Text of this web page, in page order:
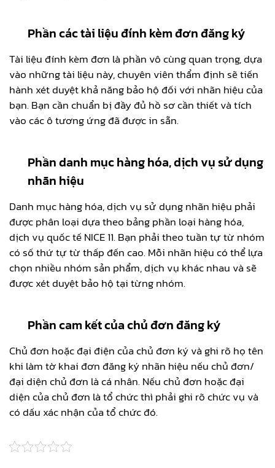
Phần các tài liệu đính kèm đơn đăng ký
Tài liệu đính kèm đơn là phần vô cùng quan trọng, dựa
vào những tài liệu này, chuyên viên thẩm định sẽ tiến
hành xét duyệt khả năng bảo hộ đối với nhãn hiệu của
bạn. Bạn cần chuẩn bị đầy đủ hồ sơ cần thiết và tích
vào các ô tương ứng đã được in sẵn.
Phần danh mục hàng hóa, dịch vụ sử dụng
nhãn hiệu
Danh mục hàng hóa, dịch vụ sử dụng nhãn hiệu phải
được phân loại dựa theo bảng phần loại hàng hóa,
dịch vụ quốc tế NICE 11. Bạn phải theo tuần tự từ nhóm
có số thứ tự từ thấp đến cao. Mỗi nhãn hiệu có thể lựa
chọn nhiều nhóm sản phẩm, dịch vụ khác nhau và sẽ
được xét duyệt bảo hộ tại từng nhóm.
Phần cam kết của chủ đơn đăng ký
Chủ đơn hoặc đại điện của chủ đơn ký và ghi rõ họ tên
khi làm tờ khai đơn đăng ký nhãn hiệu nếu chủ đơn/
đại diện chủ đơn là cá nhân. Nếu chủ đơn hoặc đại
diện của chủ đơn là tổ chức thì phải ghi rõ chức vụ và
có dấu xác nhận của tổ chức đó.